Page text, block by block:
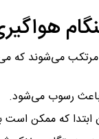
مرتکب می‌شوند که
باعث رسوب می‌شود.
ابتدا که ممکن